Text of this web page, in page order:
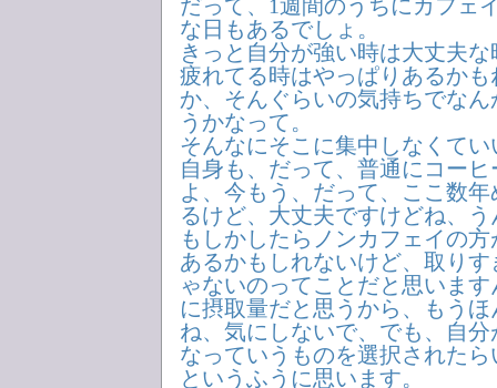
だって、1週間のうちにカフェ
な日もあるでしょ。
きっと自分が強い時は大丈夫
疲れてる時はやっぱりあるか
か、そんぐらいの気持ちでな
うかなって。
そんなにそこに集中しなくて
自身も、だって、普通にコー
よ、今もう、だって、ここ数
るけど、大丈夫ですけどね、う
もしかしたらノンカフェイの
あるかもしれないけど、取り
ゃないのってことだと思いま
に摂取量だと思うから、もう
ね、気にしないで、でも、自
なっていうものを選択された
というふうに思います。